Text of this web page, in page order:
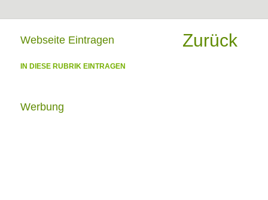
Zurück
Webseite Eintragen
IN DIESE RUBRIK EINTRAGEN
Werbung